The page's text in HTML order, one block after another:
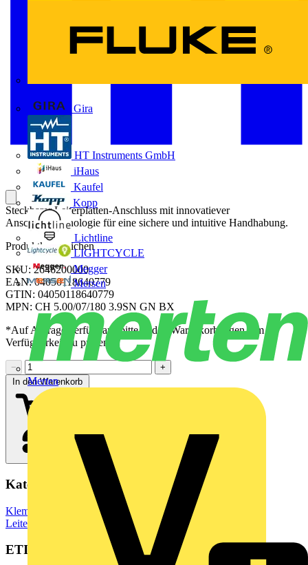
Gira
HT Instruments GmbH
iHaus
Kaufel
Kopp
Lichtline
LIGHTCYCLE
Megger
Mersen
Merten
Steckbarer Leiterplatten-Anschluss mit innovatiever
Anschlusstechnologie für eine sichere und intuitive Handhabung.
Produktkennzeichen
SKU: 2646200000
EAN: 04050118640779
GTIN: 04050118640779
MPN: CH 5.00/07/180 3.9SN GN BX
*Auf Anfrage verfügbar - bitte in den Warenkorb legen, um
Verfügbarkeit zu prüfen
−
+
In den Warenkorb
Kategorien
Klemmen, Steckverbinder & Verbindungselemente
Leiterplattensteckverbinder
ETIM Group